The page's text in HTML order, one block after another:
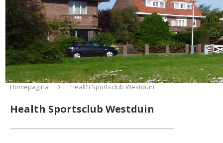
Homepagina Health Sportsclub Westduin
Health Sportsclub Westduin